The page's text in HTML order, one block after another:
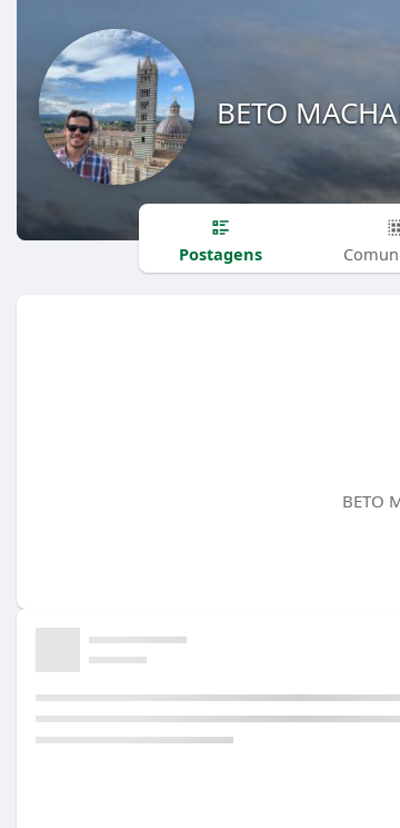
BETO
Postagens
BETO